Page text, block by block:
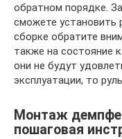
обратном порядке.
сможете установить
сборке обратите
также на состояние
они не будут
эксплуатации, то
Монтаж
пошаговая